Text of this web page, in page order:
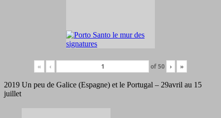
« ‹ of50 › »
2019 Un peu de Galice (Espagne) et le Portugal – 29avril au 15
juillet